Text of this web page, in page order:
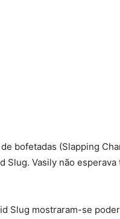
bofetadas (Slapping
Slug. Vasily não
Slug mostraram-se